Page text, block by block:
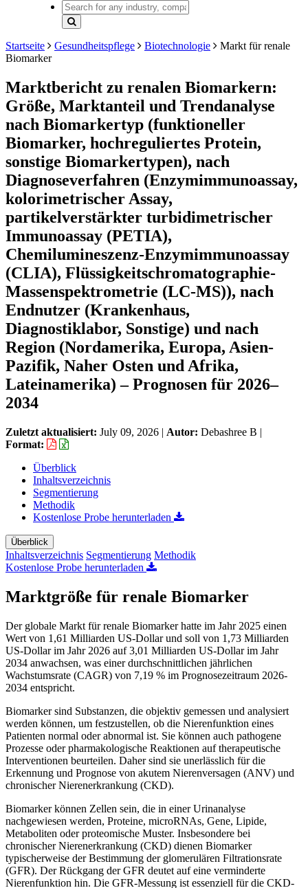
Startseite Gesundheitspflege Biotechnologie
Markt für renale
Biomarker
Marktbericht zu renalen Biomarkern:
Größe, Marktanteil und Trendanalyse
nach Biomarkertyp (funktioneller
Biomarker, hochreguliertes Protein,
sonstige Biomarkertypen), nach
Diagnoseverfahren (Enzymimmunoassay,
kolorimetrischer Assay,
partikelverstärkter turbidimetrischer
Immunoassay (PETIA),
Chemilumineszenz-Enzymimmunoassay
(CLIA), Flüssigkeitschromatographie-
Massenspektrometrie (LC-MS)), nach
Endnutzer (Krankenhaus,
Diagnostiklabor, Sonstige) und nach
Region (Nordamerika, Europa, Asien-
Pazifik, Naher Osten und Afrika,
Lateinamerika) – Prognosen für 2026–
2034
Zuletzt aktualisiert: July 09, 2026 | Autor: Debashree B |
Format:
Überblick
Inhaltsverzeichnis
Segmentierung
Methodik
Kostenlose Probe herunterladen
Überblick
Inhaltsverzeichnis Segmentierung Methodik
Kostenlose Probe herunterladen
Marktgröße für renale Biomarker
Der globale Markt für renale Biomarker hatte im Jahr 2025 einen
Wert von 1,61 Milliarden US-Dollar und soll von 1,73 Milliarden
US-Dollar im Jahr 2026 auf 3,01 Milliarden US-Dollar im Jahr
2034 anwachsen, was einer durchschnittlichen jährlichen
Wachstumsrate (CAGR) von 7,19 % im Prognosezeitraum 2026-
2034 entspricht.
Biomarker sind Substanzen, die objektiv gemessen und analysiert
werden können, um festzustellen, ob die Nierenfunktion eines
Patienten normal oder abnormal ist. Sie können auch pathogene
Prozesse oder pharmakologische Reaktionen auf therapeutische
Interventionen beurteilen. Daher sind sie unerlässlich für die
Erkennung und Prognose von akutem Nierenversagen (ANV) und
chronischer Nierenerkrankung (CKD).
Biomarker können Zellen sein, die in einer Urinanalyse
nachgewiesen werden, Proteine, microRNAs, Gene, Lipide,
Metaboliten oder proteomische Muster. Insbesondere bei
chronischer Nierenerkrankung (CKD) dienen Biomarker
typischerweise der Bestimmung der glomerulären Filtrationsrate
(GFR). Der Rückgang der GFR deutet auf eine verminderte
Nierenfunktion hin. Die GFR-Messung ist essenziell für die CKD-